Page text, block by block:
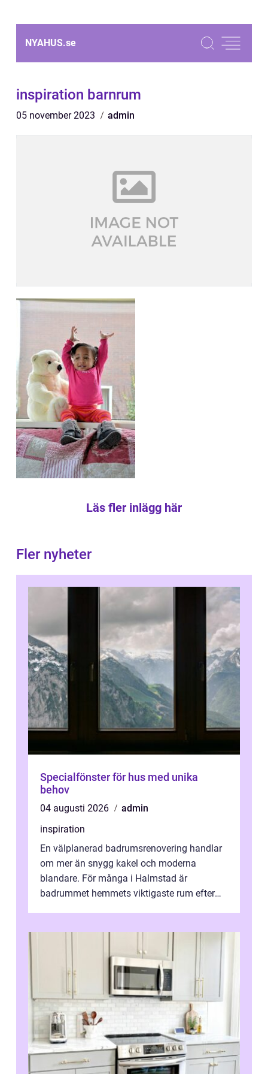
NYAHUS.se
inspiration barnrum
05 november 2023 admin
Läs fler inlägg här
Fler nyheter
Specialfönster för hus med unika
behov
04 augusti 2026
admin
inspiration
En välplanerad badrumsrenovering handlar
om mer än snygg kakel och moderna
blandare. För många i Halmstad är
badrummet hemmets viktigaste rum efter